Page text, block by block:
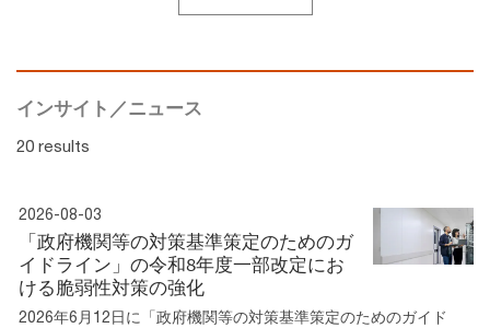
インサイト／ニュース
20 results
2026-08-03
「政府機関等の対策基準策定のためのガ
イドライン」の令和8年度一部改定にお
ける脆弱性対策の強化
2026年6月12日に「政府機関等の対策基準策定のためのガイド